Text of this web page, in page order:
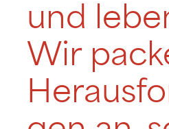
und
Wir